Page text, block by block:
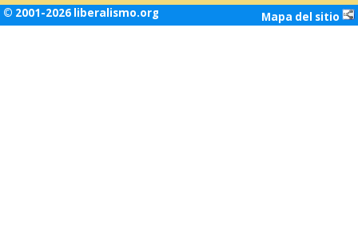
© 2001-2026 liberalismo.org Mapa del sitio